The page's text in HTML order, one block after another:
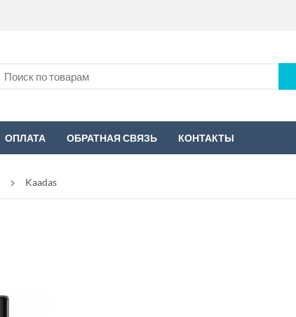
ОПЛАТА ОБРАТНАЯ СВЯЗЬ КОНТАКТЫ
Kaadas